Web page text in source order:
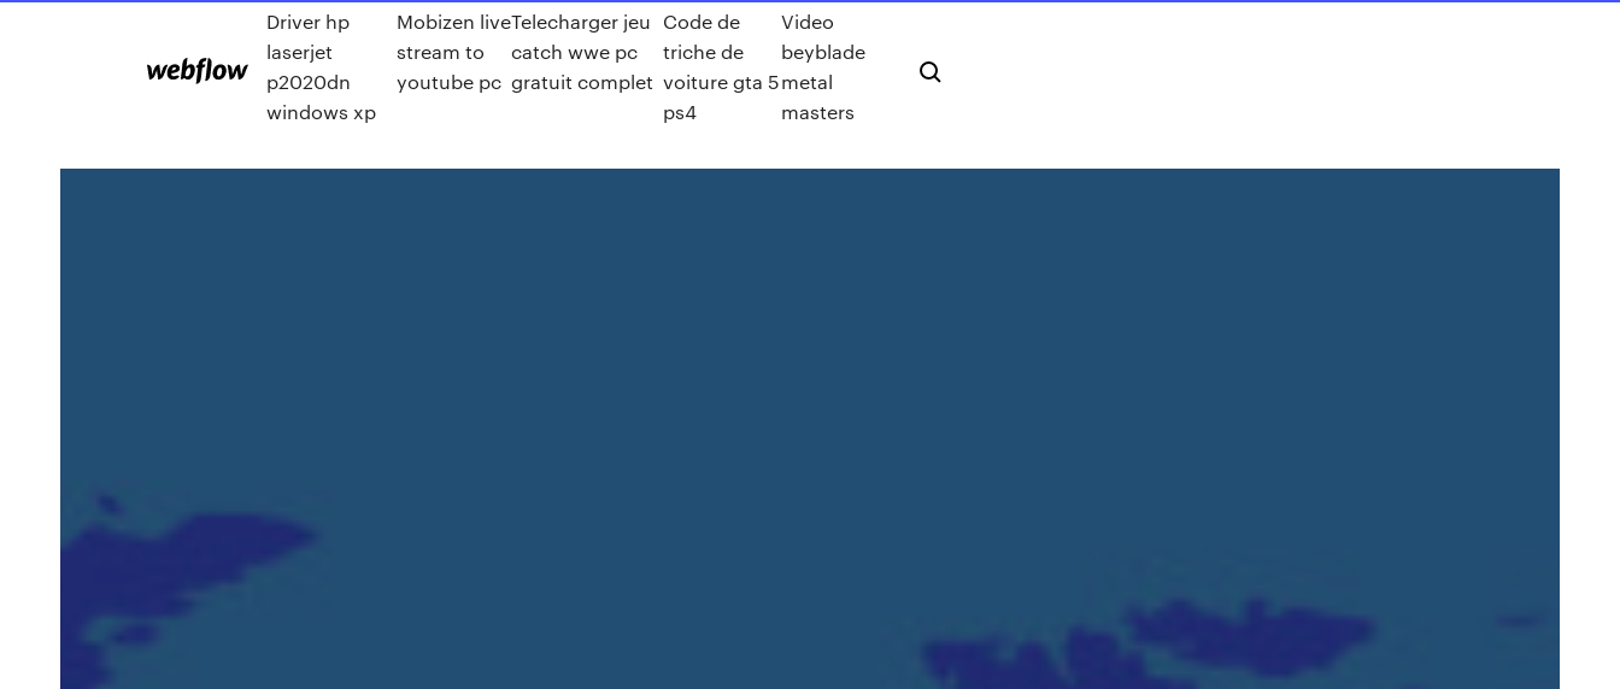
Driver hp
laserjet
p2020dn
windows xp
Mobizen live
stream to
youtube pc
Telecharger jeu
catch wwe pc
gratuit complet
Code de
triche de
voiture gta 5
ps4
Video
beyblade
metal
masters